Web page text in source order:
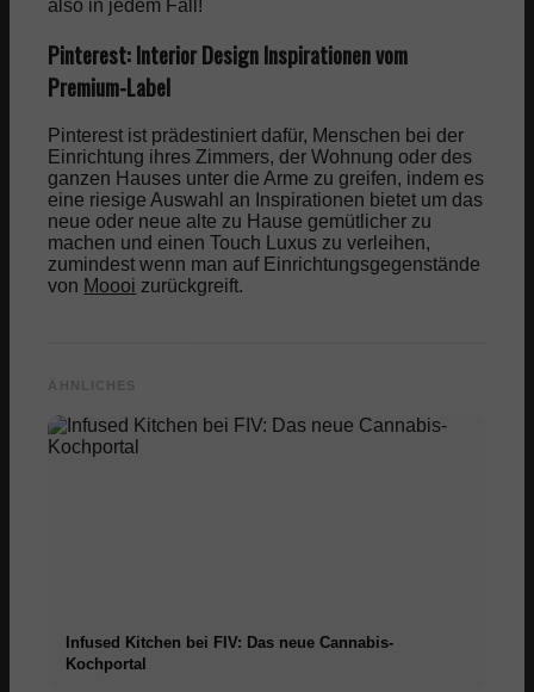
also in jedem Fall!
Pinterest: Interior Design Inspirationen vom
Premium-Label
Pinterest ist prädestiniert dafür, Menschen bei der
Einrichtung ihres Zimmers, der Wohnung oder des
ganzen Hauses unter die Arme zu greifen, indem es
eine riesige Auswahl an Inspirationen bietet um das
neue oder neue alte zu Hause gemütlicher zu
machen und einen Touch Luxus zu verleihen,
zumindest wenn man auf Einrichtungsgegenstände
von Moooi zurückgreift.
ÄHNLICHES
Infused Kitchen bei FIV: Das neue Cannabis-
Kochportal